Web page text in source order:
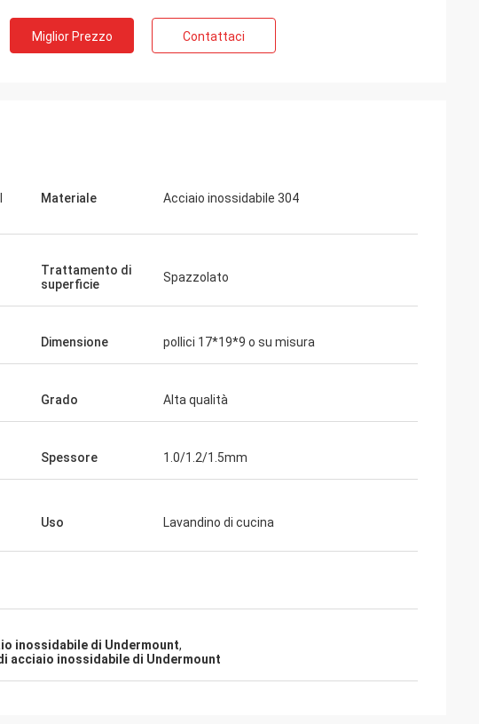
molto cura circa cui i nostri
Miglior Prezzo Contattaci
Materiale Acciaio inossidabile 304
Trattamento di
superficie
Spazzolato
Dimensione pollici 17*19*9 o su misura
Grado Alta qualità
Spessore 1.0/1.2/1.5mm
Uso Lavandino di cucina
inossidabile di Undermount,
acciaio inossidabile di Undermount